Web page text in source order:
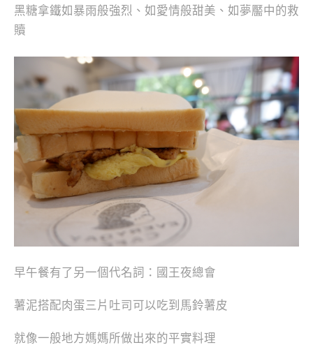
黑糖拿鐵如暴雨般強烈、如愛情般甜美、如夢靨中的救
贖
早午餐有了另一個代名詞：國王夜總會
薯泥搭配肉蛋三片吐司可以吃到馬鈴薯皮
就像一般地方媽媽所做出來的平實料理